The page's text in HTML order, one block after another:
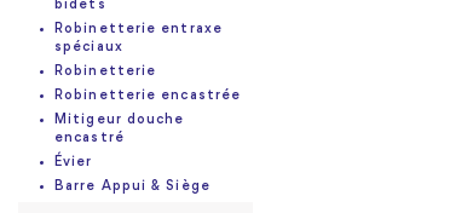
bidets
Robinetterie entraxe
spéciaux
Robinetterie
Robinetterie encastrée
Mitigeur douche
encastré
Évier
Barre Appui & Siège